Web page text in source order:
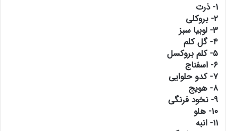
۱- ذرت
۲- بروکلی
۳- لوبیا سبز
۴- گل کلم
۵- کلم بروکسل
۶- اسفناج
۷- کدو حلوایی
۸- هویج
۹- نخود فرنگی
۱۰- هلو
۱۱- انبه